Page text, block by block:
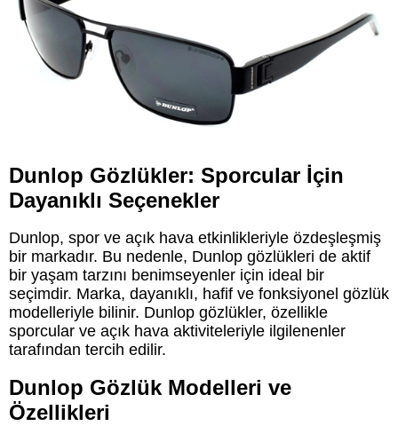
Dunlop Gözlükler: Sporcular İçin
Dayanıklı Seçenekler
Dunlop, spor ve açık hava etkinlikleriyle özdeşleşmiş
bir markadır. Bu nedenle, Dunlop gözlükleri de aktif
bir yaşam tarzını benimseyenler için ideal bir
seçimdir. Marka, dayanıklı, hafif ve fonksiyonel gözlük
modelleriyle bilinir. Dunlop gözlükler, özellikle
sporcular ve açık hava aktiviteleriyle ilgilenenler
tarafından tercih edilir.
Dunlop Gözlük Modelleri ve
Özellikleri